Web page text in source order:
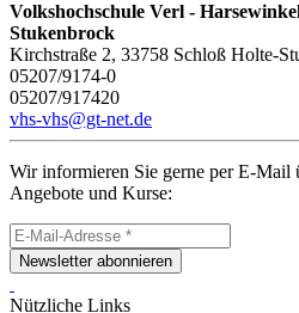
Volkshochschule Verl -
Stukenbrock
Kirchstraße 2, 33758 Schloß Holte-
05207/9174-0
05207/917420
vhs-vhs@gt-net.de
Wir informieren Sie gerne per E-Mail
Angebote und Kurse:
Newsletter abonnieren
Nützliche Links